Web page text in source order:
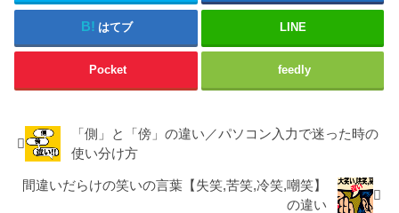
はてブ LINE
Pocket feedly
「側」と「傍」の違い／パソコン入力で迷った時の
使い分け方
間違いだらけの笑いの言葉【失笑,苦笑,冷笑,嘲笑】
の違い